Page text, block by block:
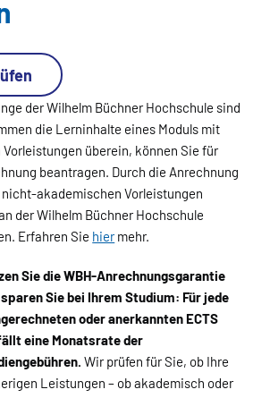
der Wilhelm Büchner Hochschule sind
die Lerninhalte eines Moduls mit
überein, können Sie für
beantragen. Durch die Anrechnung
akademischen Vorleistungen
der Wilhelm Büchner Hochschule
Erfahren Sie hiermehr.
Sie die WBH-Anrechnungsgarantie
Sie bei Ihrem Studium: Für jede
oder anerkannten ECTS
eine Monatsrate der
Wir prüfen für Sie, ob Ihre
Leistungen – ob akademisch oder